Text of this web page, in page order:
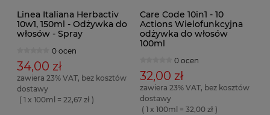
Linea Italiana Herbactiv
10w1, 150ml - Odżywka do
włosów - Spray
0 ocen
34,00 zł
zawiera 23% VAT, bez kosztów
dostawy
( 1 x 100ml = 22,67 zł )
Care Code 10in1 - 10
Actions Wielofunkcyjna
odżywka do włosów
100ml
0 ocen
32,00 zł
zawiera 23% VAT, bez kosztów
dostawy
( 1 x 100ml = 32,00 zł )